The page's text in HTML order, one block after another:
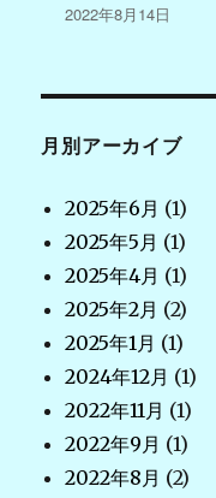
2022年8月14日
月別アーカイブ
2025年6月 (1)
2025年5月 (1)
2025年4月 (1)
2025年2月 (2)
2025年1月 (1)
2024年12月 (1)
2022年11月 (1)
2022年9月 (1)
2022年8月 (2)